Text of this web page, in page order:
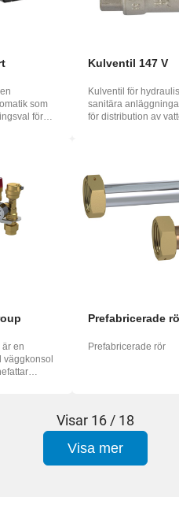
som
för
Kulventil 147 V
Kulventil för
sanitära
för distribution av
är en
Prefabricerade
Prefabricerade rör
Visar 16 / 18
Visa mer